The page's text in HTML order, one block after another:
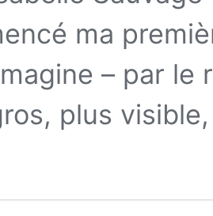
ma
– par
plus